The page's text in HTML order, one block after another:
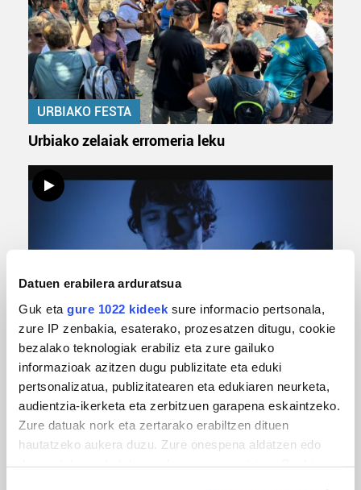
Datuen erabilera arduratsua
Guk eta gure 1022 kideek sure informacio pertsonala,
zure IP zenbakia, esaterako, prozesatzen ditugu, cookie
bezalako teknologiak erabiliz eta zure gailuko
informazioak azitzen dugu publizitate eta eduki
pertsonalizatua, publizitatearen eta edukiaren neurketa,
audientzia-ikerketa eta zerbitzuen garapena eskaintzeko.
Zure datuak nork eta zertarako erabiltzen dituen
hautatzeko aukera duzu. Zure onespena aldatzen edo
URBIAKO FESTA
Urbiako zelaiak erromeria leku
MUSIKA
Odik berria ezagutzeko aukera 'KimiK' eta
'Amaaaa!' abestiekin